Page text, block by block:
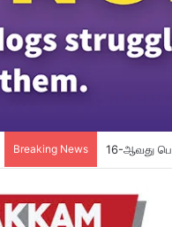
Breaking News